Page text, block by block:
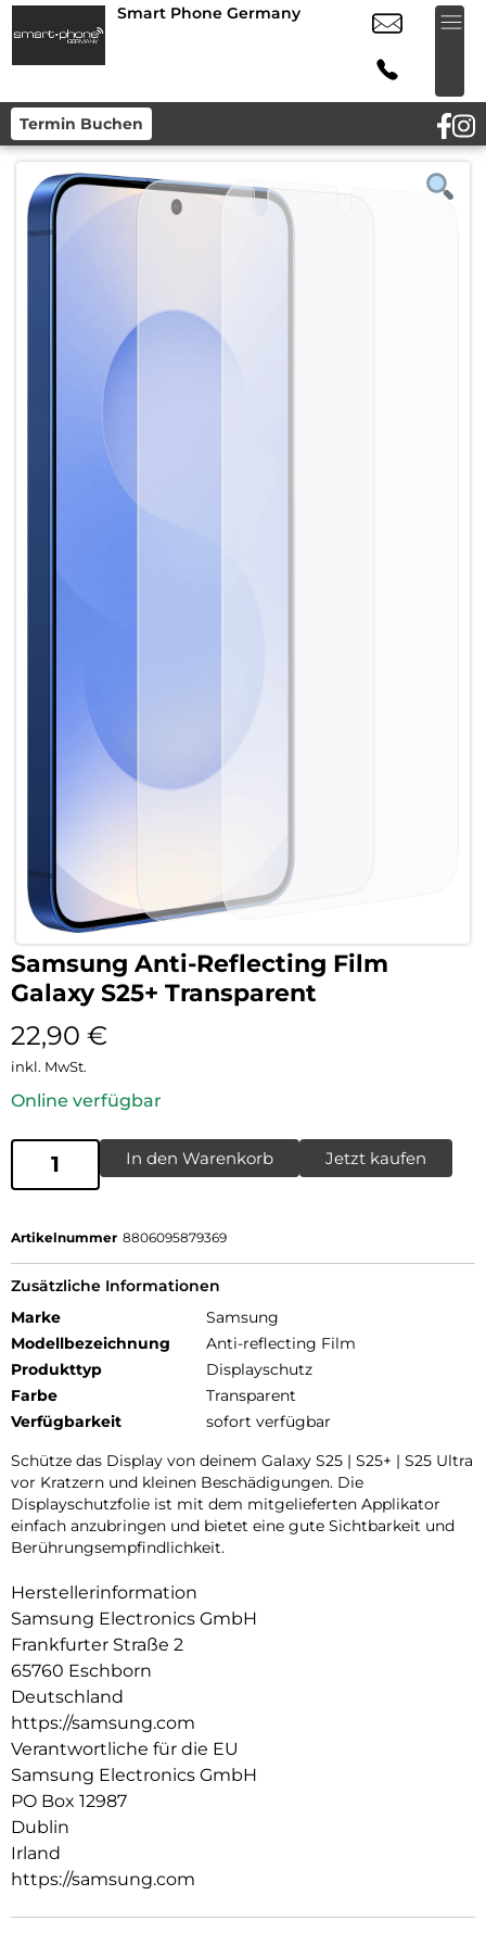
Smart Phone Germany
Termin Buchen
Samsung Anti-Reflecting Film
Galaxy S25+ Transparent
22,90 €
inkl. MwSt.
Online verfügbar
In den Warenkorb Jetzt kaufen
Artikelnummer 8806095879369
Zusätzliche Informationen
Marke
Samsung
Modellbezeichnung
Anti-reflecting Film
Produkttyp
Displayschutz
Farbe
Transparent
Verfügbarkeit
sofort verfügbar
Schütze das Display von deinem Galaxy S25 | S25+ | S25 Ultra
vor Kratzern und kleinen Beschädigungen. Die
Displayschutzfolie ist mit dem mitgelieferten Applikator
einfach anzubringen und bietet eine gute Sichtbarkeit und
Berührungsempfindlichkeit.
Herstellerinformation
Samsung Electronics GmbH
Frankfurter Straße 2
65760 Eschborn
Deutschland
https://samsung.com
Verantwortliche für die EU
Samsung Electronics GmbH
PO Box 12987
Dublin
Irland
https://samsung.com